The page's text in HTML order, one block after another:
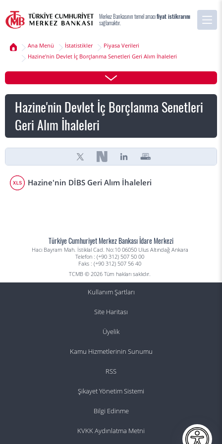
Merkez Bankasının temel amacıfiyat istikrarını
sağlamaktır.
Ana Menü İstatistikler
Piyasa Verileri
Hazine'nin Devlet İç Borçlanma Senetleri Geri Alım İhaleleri
Hazine'nin Devlet İç Borçlanma Senetleri
Geri Alım İhaleleri
Hazine'nin DİBS Geri Alım İhaleleri
Türkiye Cumhuriyet Merkez Bankası İdare Merkezi
Hacı Bayram Mah. İstiklal Cad. No:10 06050 Ulus Altındağ Ankara
Telefon : (+90 312) 507 50 00
Faks : (+90 312) 507 56 40
TCMB © 2026 Tüm hakları saklıdır.
Kullanım Şartları
Site Haritası
Üyelik
Kamu Hizmetlerinin Sunumu
RSS
Şikayet Yönetim Sistemi
Bilgi Edinme
KVKK Aydınlatma Metni